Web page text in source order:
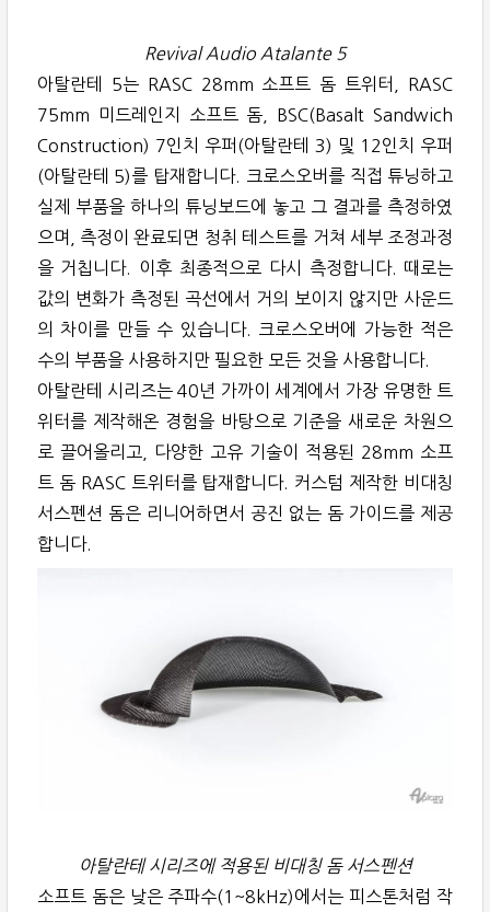
Revival Audio Atalante 5
아탈란테 5는 RASC 28mm 소프트 돔 트위터, RASC
75mm 미드레인지 소프트 돔, BSC(Basalt Sandwich
Construction) 7인치 우퍼(아탈란테 3) 및 12인치 우퍼
(아탈란테 5)를 탑재합니다. 크로스오버를 직접 튜닝하고
실제 부품을 하나의 튜닝보드에 놓고 그 결과를 측정하였
으며, 측정이 완료되면 청취 테스트를 거쳐 세부 조정과정
을 거칩니다. 이후 최종적으로 다시 측정합니다. 때로는
값의 변화가 측정된 곡선에서 거의 보이지 않지만 사운드
의 차이를 만들 수 있습니다. 크로스오버에 가능한 적은
수의 부품을 사용하지만 필요한 모든 것을 사용합니다.
아탈란테 시리즈는 40년 가까이 세계에서 가장 유명한 트
위터를 제작해온 경험을 바탕으로 기준을 새로운 차원으
로 끌어올리고, 다양한 고유 기술이 적용된 28mm 소프
트 돔 RASC 트위터를 탑재합니다. 커스텀 제작한 비대칭
서스펜션 돔은 리니어하면서 공진 없는 돔 가이드를 제공
합니다.
아탈란테 시리즈에 적용된 비대칭 돔 서스펜션
소프트 돔은 낮은 주파수(1~8kHz)에서는 피스톤처럼 작